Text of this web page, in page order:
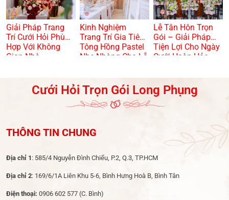
Giải Pháp Trang
Trí Cưới Hỏi Phù
Hợp Với Không
Gian Nhà
Kinh Nghiệm
Trang Trí Gia Tiên
Tông Hồng Pastel
Nhẹ Nhàng Cho Lễ
Lễ Tân Hôn Trọn
Gói – Giải Pháp
Tiện Lợi Cho Ngày
Cưới Hoàn Hảo
Cưới Hỏi Trọn Gói Long Phụng
THÔNG TIN CHUNG
Địa chỉ 1 : 585/4 Nguyễn Đình Chiểu, P.2, Q.3, TP.HCM
Địa chỉ 2: 169/6/1A Liên Khu 5-6, Bình Hưng Hoà B, Bình Tân
Điện thoại: 0906 602 577 (C. Bình)